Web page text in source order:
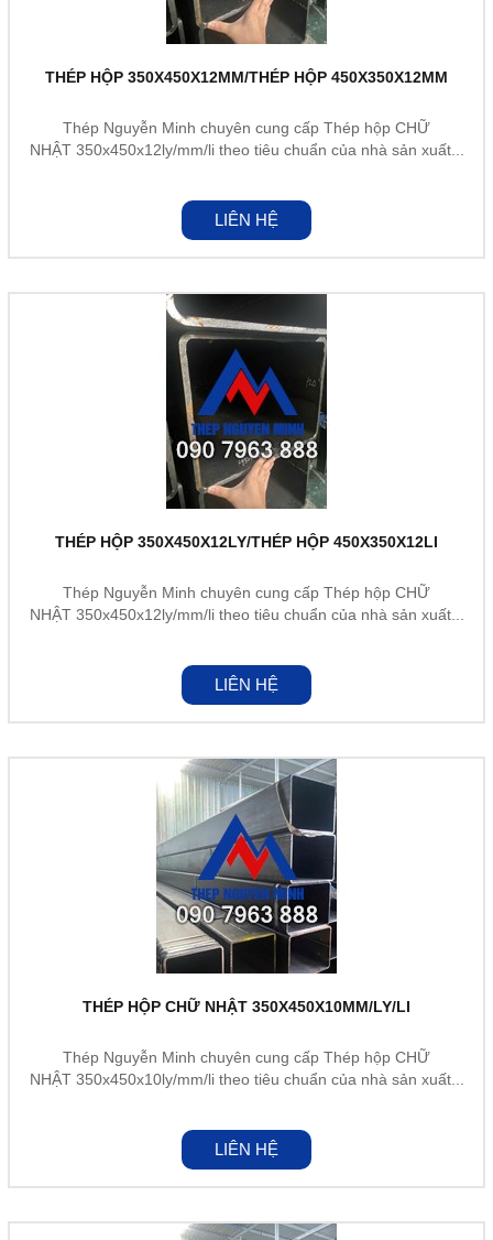
THÉP HỘP 350X450X12MM/THÉP HỘP 450X350X12MM
Thép Nguyễn Minh chuyên cung cấp Thép hộp CHỮ
NHẬT 350x450x12ly/mm/li theo tiêu chuẩn của nhà sản xuất...
LIÊN HỆ
THÉP HỘP 350X450X12LY/THÉP HỘP 450X350X12LI
Thép Nguyễn Minh chuyên cung cấp Thép hộp CHỮ
NHẬT 350x450x12ly/mm/li theo tiêu chuẩn của nhà sản xuất...
LIÊN HỆ
THÉP HỘP CHỮ NHẬT 350X450X10MM/LY/LI
Thép Nguyễn Minh chuyên cung cấp Thép hộp CHỮ
NHẬT 350x450x10ly/mm/li theo tiêu chuẩn của nhà sản xuất...
LIÊN HỆ